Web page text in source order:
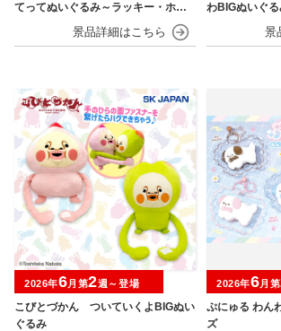
てってぬいぐるみ～ラッキー・ホゲ
わBIGぬいぐ
こびとづかん ついていくよBIGぬい
ぐるみ
2026年6月第2週～登場
ぷにゅる わん
ズ
2026年6月第